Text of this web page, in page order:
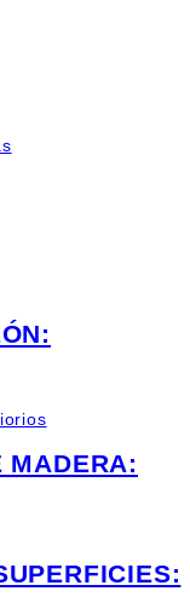
MADERA: